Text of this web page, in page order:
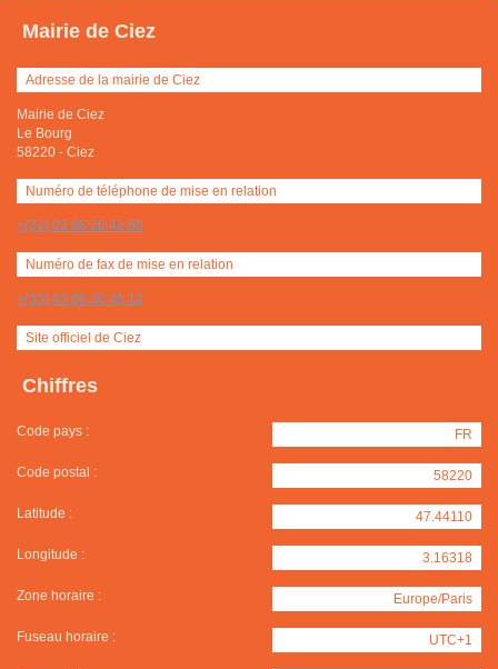
Mairie de Ciez
Adresse de la mairie de Ciez
Mairie de Ciez
Le Bourg
58220 - Ciez
Numéro de téléphone de mise en relation
+(33) 03 86 26 42 80
Numéro de fax de mise en relation
+(33) 03 86 26 46 12
Site officiel de Ciez
Chiffres
Code pays : FR
Code postal : 58220
Latitude : 47.44110
Longitude : 3.16318
Zone horaire : Europe/Paris
Fuseau horaire : UTC+1